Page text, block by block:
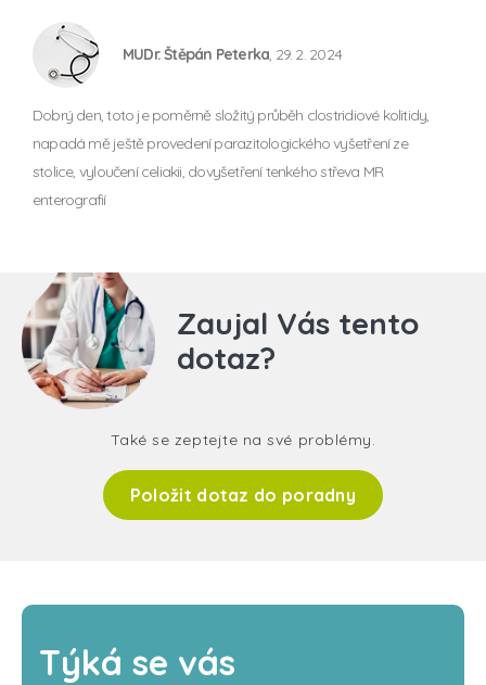
MUDr. Štěpán Peterka, 29. 2. 2024
Dobrý den, toto je poměrně složitý průběh clostridiové kolitidy,
napadá mě ještě provedení parazitologického vyšetření ze
stolice, vyloučení celiakii, dovyšetření tenkého střeva MR
enterografií
Zaujal Vás tento
dotaz?
Také se zeptejte na své problémy.
Položit dotaz do poradny
Týká se vás